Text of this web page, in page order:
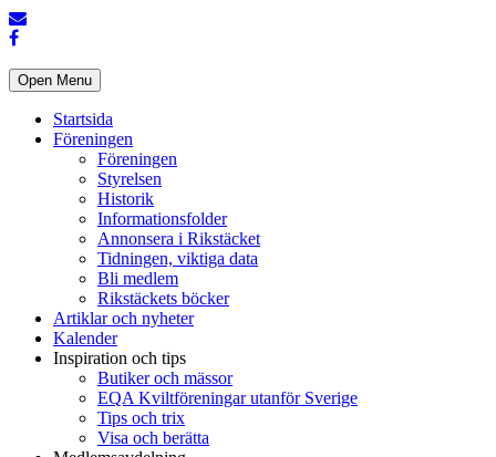
Open Menu
Startsida
Föreningen
Föreningen
Styrelsen
Historik
Informationsfolder
Annonsera i Rikstäcket
Tidningen, viktiga data
Bli medlem
Rikstäckets böcker
Artiklar och nyheter
Kalender
Inspiration och tips
Butiker och mässor
EQA Kviltföreningar utanför Sverige
Tips och trix
Visa och berätta